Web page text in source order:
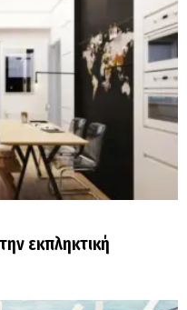
εκπληκτική